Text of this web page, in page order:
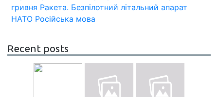
гривня Ракета. Безпілотний літальний апарат
НАТО Російська мова
Recent posts